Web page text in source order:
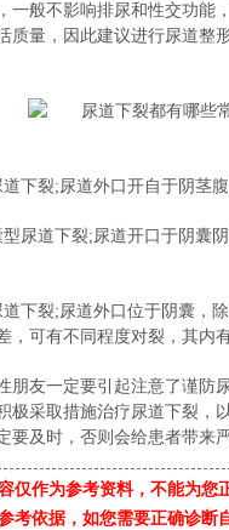
一般不影响排尿和性交功能
质量，因此建议进行尿道整
下裂;尿道外口开自于阴茎腹
尿道下裂;尿道开口于阴囊
下裂;尿道外口位于阴囊，
，可有不同程度对裂，其内
朋友一定要引起注意了谨防
极采取措施治疗尿道下裂，
要及时，否则会给患者带来
仅作为参考资料，不能为您
考依据，如您需要正确诊断